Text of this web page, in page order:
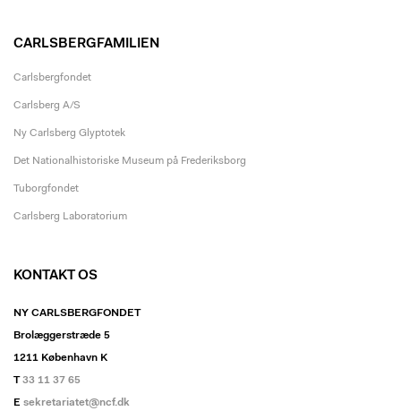
CARLSBERGFAMILIEN
Carlsbergfondet
Carlsberg A/S
Ny Carlsberg Glyptotek
Det Nationalhistoriske Museum på Frederiksborg
Tuborgfondet
Carlsberg Laboratorium
KONTAKT OS
NY CARLSBERGFONDET
Brolæggerstræde 5
1211 København K
T33 11 37 65
E sekretariatet@ncf.dk